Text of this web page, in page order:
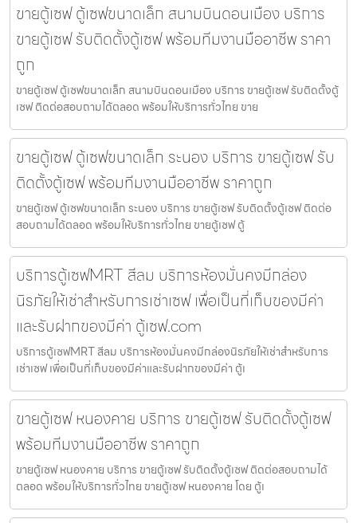
ขายตู้เซฟ ตู้เซฟขนาดเล็ก สนามบินดอนเมือง บริการ
ขายตู้เซฟ รับติดตั้งตู้เซฟ พร้อมทีมงานมืออาชีพ ราคา
ถูก
ขายตู้เซฟ ตู้เซฟขนาดเล็ก สนามบินดอนเมือง บริการ ขายตู้เซฟ รับติดตั้งตู้
เซฟ ติดต่อสอบถามได้ตลอด พร้อมให้บริการทั่วไทย ขาย
ขายตู้เซฟ ตู้เซฟขนาดเล็ก ระนอง บริการ ขายตู้เซฟ รับ
ติดตั้งตู้เซฟ พร้อมทีมงานมืออาชีพ ราคาถูก
ขายตู้เซฟ ตู้เซฟขนาดเล็ก ระนอง บริการ ขายตู้เซฟ รับติดตั้งตู้เซฟ ติดต่อ
สอบถามได้ตลอด พร้อมให้บริการทั่วไทย ขายตู้เซฟ ตู้
บริการตู้เซฟMRT สีลม บริการห้องมั่นคงมีกล่อง
นิรภัยให้เช่าสำหรับการเช่าเซฟ เพื่อเป็นที่เก็บของมีค่า
และรับฝากของมีค่า ตู้เซฟ.com
บริการตู้เซฟMRT สีลม บริการห้องมั่นคงมีกล่องนิรภัยให้เช่าสำหรับการ
เช่าเซฟ เพื่อเป็นที่เก็บของมีค่าและรับฝากของมีค่า ตู้เ
ขายตู้เซฟ หนองคาย บริการ ขายตู้เซฟ รับติดตั้งตู้เซฟ
พร้อมทีมงานมืออาชีพ ราคาถูก
ขายตู้เซฟ หนองคาย บริการ ขายตู้เซฟ รับติดตั้งตู้เซฟ ติดต่อสอบถามได้
ตลอด พร้อมให้บริการทั่วไทย ขายตู้เซฟ หนองคาย โดย ตู้เ